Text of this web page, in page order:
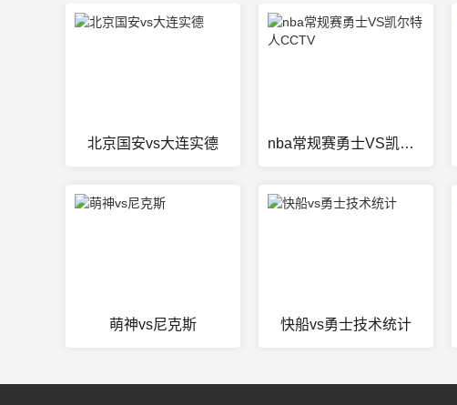
北京国安vs大连实德 nba常规赛勇士VS凯尔特人CCTV
萌神vs尼克斯 快船vs勇士技术统计